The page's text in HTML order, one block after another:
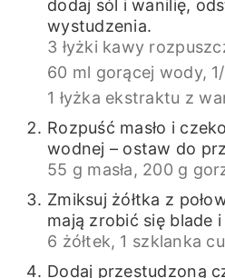
dodaj sól i wanilię,
wystudzenia.
3 łyżki kawy
60 ml gorącej wody,
1 łyżka ekstraktu z
Rozpuść masło i
wodnej – ostaw do
55 g masła, 200 g
Zmiksuj żółtka z
mają zrobić się blade
6 żółtek, 1 szklanka
Dodaj przestudzoną